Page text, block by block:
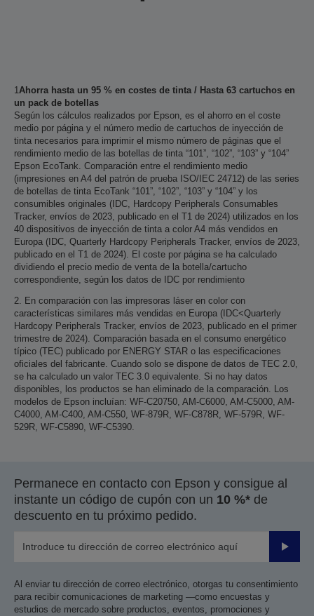
1Ahorra hasta un 95 % en costes de tinta / Hasta 63 cartuchos en
un pack de botellas
Según los cálculos realizados por Epson, es el ahorro en el coste
medio por página y el número medio de cartuchos de inyección de
tinta necesarios para imprimir el mismo número de páginas que el
rendimiento medio de las botellas de tinta “101”, “102”, “103” y “104”
Epson EcoTank. Comparación entre el rendimiento medio
(impresiones en A4 del patrón de prueba ISO/IEC 24712) de las series
de botellas de tinta EcoTank “101”, “102”, “103” y “104” y los
consumibles originales (IDC, Hardcopy Peripherals Consumables
Tracker, envíos de 2023, publicado en el T1 de 2024) utilizados en los
40 dispositivos de inyección de tinta a color A4 más vendidos en
Europa (IDC, Quarterly Hardcopy Peripherals Tracker, envíos de 2023,
publicado en el T1 de 2024). El coste por página se ha calculado
dividiendo el precio medio de venta de la botella/cartucho
correspondiente, según los datos de IDC por rendimiento
2. En comparación con las impresoras láser en color con
características similares más vendidas en Europa (IDC<Quarterly
Hardcopy Peripherals Tracker, envíos de 2023, publicado en el primer
trimestre de 2024). Comparación basada en el consumo energético
típico (TEC) publicado por ENERGY STAR o las especificaciones
oficiales del fabricante. Cuando solo se dispone de datos de TEC 2.0,
se ha calculado un valor TEC 3.0 equivalente. Si no hay datos
disponibles, los productos se han eliminado de la comparación. Los
modelos de Epson incluían: WF-C20750, AM-C6000, AM-C5000, AM-
C4000, AM-C400, AM-C550, WF-879R, WF-C878R, WF-579R, WF-
529R, WF-C5890, WF-C5390.
Permanece en contacto con Epson y consigue al
instante un código de cupón con un 10 %* de
descuento en tu próximo pedido.
Enviar
Al enviar tu dirección de correo electrónico, otorgas tu consentimiento
para recibir comunicaciones de marketing —como encuestas y
estudios de mercado sobre productos, eventos, promociones y